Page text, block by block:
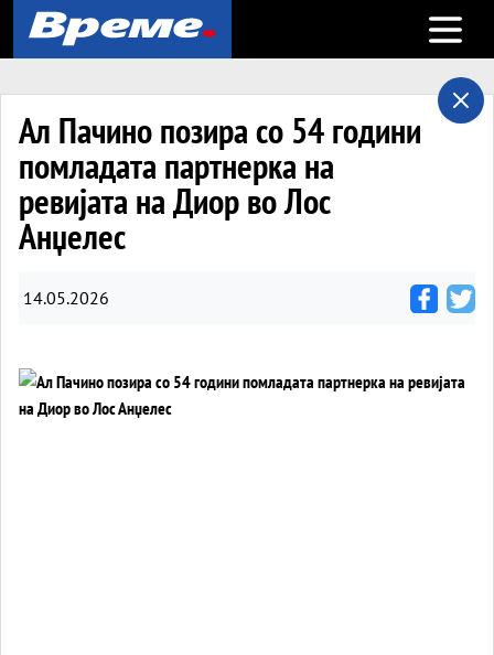
Open
Ал Пачино позира со 54 години
помладата партнерка на
ревијата на Диор во Лос
Анџелес
14.05.2026